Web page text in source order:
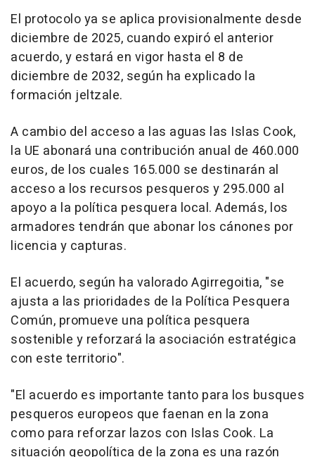
El protocolo ya se aplica provisionalmente desde
diciembre de 2025, cuando expiró el anterior
acuerdo, y estará en vigor hasta el 8 de
diciembre de 2032, según ha explicado la
formación jeltzale.
A cambio del acceso a las aguas las Islas Cook,
la UE abonará una contribución anual de 460.000
euros, de los cuales 165.000 se destinarán al
acceso a los recursos pesqueros y 295.000 al
apoyo a la política pesquera local. Además, los
armadores tendrán que abonar los cánones por
licencia y capturas.
El acuerdo, según ha valorado Agirregoitia, "se
ajusta a las prioridades de la Política Pesquera
Común, promueve una política pesquera
sostenible y reforzará la asociación estratégica
con este territorio".
"El acuerdo es importante tanto para los busques
pesqueros europeos que faenan en la zona
como para reforzar lazos con Islas Cook. La
situación geopolítica de la zona es una razón